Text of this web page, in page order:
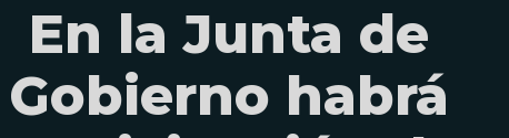
En la Junta de
Gobierno habrá